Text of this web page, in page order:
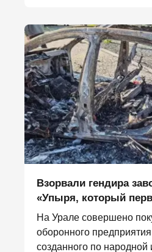
Взорвали гендира
«Упыря, который
На Урале совершено
оборонного
созданного по народной